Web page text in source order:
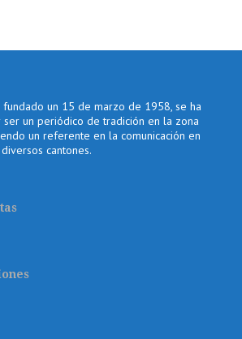
fundado un 15 de marzo de 1958, se ha
un periódico de tradición en la zona
un referente en la comunicación en
cantones.